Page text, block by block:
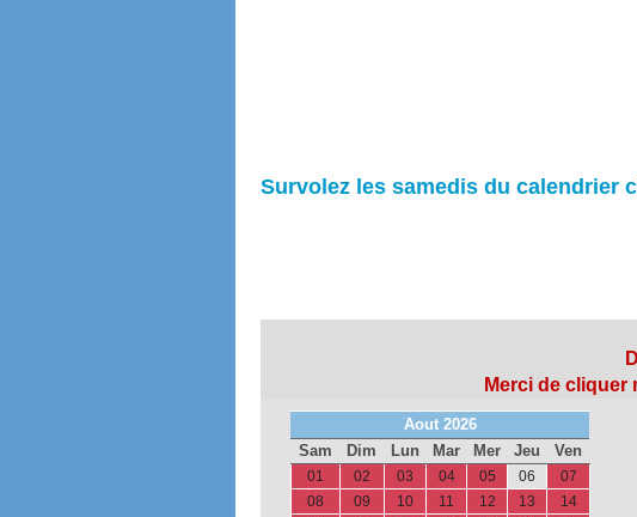
Survolez les samedis du calendrier
Merci de cliquer
Aout 2026
Sam
Dim Lun Mar Mer Jeu Ven
01 02 03 04 05 06
07
08
09 10 11 12 13
14